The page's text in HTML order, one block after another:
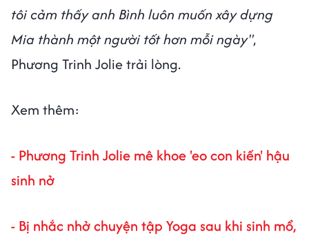
tôi cảm thấy anh Bình luôn muốn xây dựng
Mia thành một người tốt hơn mỗi ngày",
Phương Trinh Jolie trải lòng.
Xem thêm:
- Phương Trinh Jolie mê khoe 'eo con kiến' hậu
sinh nở
- Bị nhắc nhở chuyện tập Yoga sau khi sinh mổ,